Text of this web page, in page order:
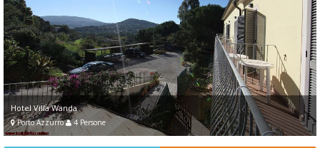
Hotel Villa Wanda
Porto Azzurro 4 Persone